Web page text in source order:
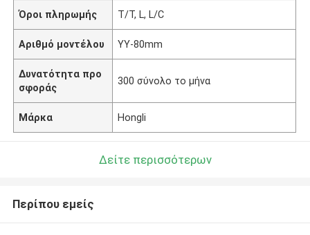
Όροι πληρωμής Τ/Τ, L, L/C
Αριθμό μοντέλου YY-80mm
Δυνατότητα προ
σφοράς
300 σύνολο το μήνα
Μάρκα Hongli
Δείτε περισσότερων
Περίπου εμείς